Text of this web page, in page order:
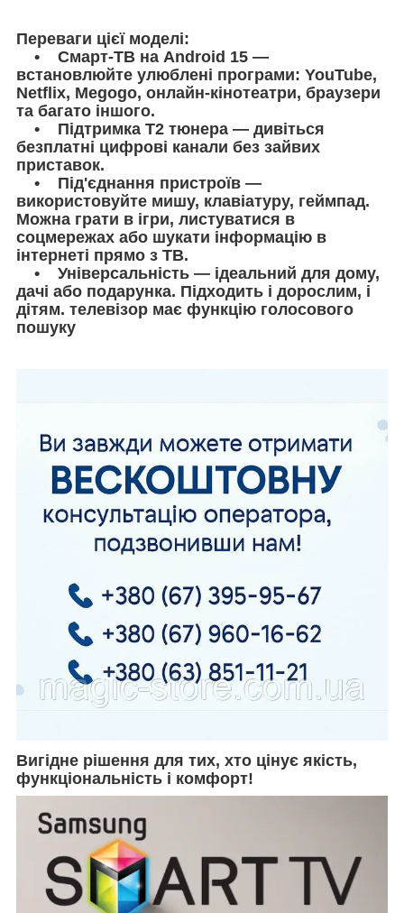
Переваги цієї моделі:
• Смарт-ТВ на Android 15 —
встановлюйте улюблені програми: YouTube,
Netflix, Megogo, онлайн-кінотеатри, браузери
та багато іншого.
• Підтримка T2 тюнера — дивіться
безплатні цифрові канали без зайвих
приставок.
• Під'єднання пристроїв —
використовуйте мишу, клавіатуру, геймпад.
Можна грати в ігри, листуватися в
соцмережах або шукати інформацію в
інтернеті прямо з ТВ.
• Універсальність — ідеальний для дому,
дачі або подарунка. Підходить і дорослим, і
дітям. телевізор має функцію голосового
пошуку
Вигідне рішення для тих, хто цінує якість,
функціональність і комфорт!